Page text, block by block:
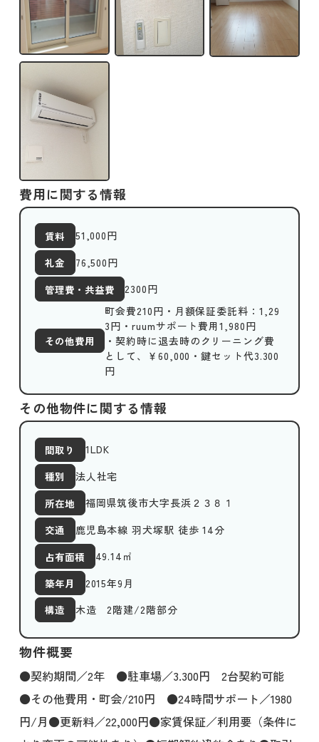
費用に関する情報
賃料 51,000円
礼金
76,500円
管理費・共益費
2300円
その他費用
町会費210円・月額保証委託料：1,29
3円・ruumサポート費用1,980円
・契約時に退去時のクリーニング費
として、￥60,000・鍵セット代3.300
円
その他物件に関する情報
間取り
1LDK
種別
法人社宅
所在地
福岡県筑後市大字長浜２３８１
交通
鹿児島本線 羽犬塚駅 徒歩 14分
占有面積
49.14 ㎡
築年月
2015年9月
構造
木造 2階建/2階部分
物件概要
●契約期間／2年 ●駐車場／3.300円 2台契約可能
●その他費用・町会/210円 ●24時間サポート／1980
円/月●更新料／22,000円●家賃保証／利用要（条件に